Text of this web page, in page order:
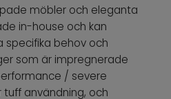
möbler och eleganta
in-house och kan
specifika behov och
som är impregnerade
/ severe
användning, och